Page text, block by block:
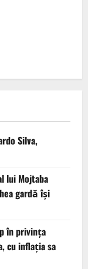
Silva,
lui Mojtaba
gardă își
în privința
cu inflația sa